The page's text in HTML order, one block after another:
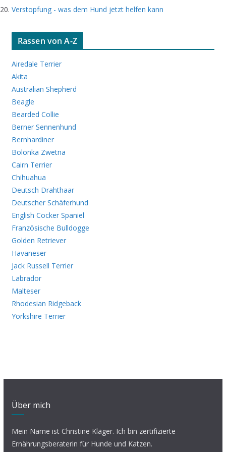
Verstopfung - was dem Hund jetzt helfen kann
Rassen von A-Z
Airedale Terrier
Akita
Australian Shepherd
Beagle
Bearded Collie
Berner Sennenhund
Bernhardiner
Bolonka Zwetna
Cairn Terrier
Chihuahua
Deutsch Drahthaar
Deutscher Schäferhund
English Cocker Spaniel
Französische Bulldogge
Golden Retriever
Havaneser
Jack Russell Terrier
Labrador
Malteser
Rhodesian Ridgeback
Yorkshire Terrier
Über mich
Mein Name ist Christine Kläger. Ich bin zertifizierte
Ernährungsberaterin für Hunde und Katzen.